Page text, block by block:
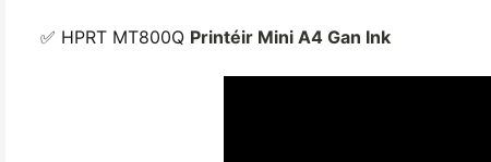
✅ HPRT MT800Q Printéir Mini A4 Gan Ink